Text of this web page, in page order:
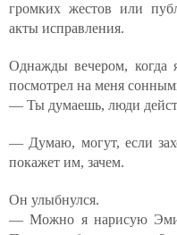
громких жестов или
акты исправления.
Однажды вечером, когда
посмотрел на меня
— Ты думаешь, люди
— Думаю, могут, если
покажет им, зачем.
Он улыбнулся.
— Можно я нарисую